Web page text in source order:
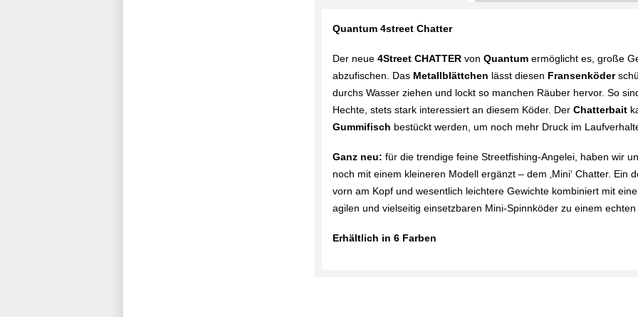
Quantum 4street Chatter
Der neue 4Street CHATTER von Quantum ermöglicht es, große
abzufischen. Das Metallblättchen lässt diesen Fransenköder
durchs Wasser ziehen und lockt so manchen Räuber hervor. So
Hechte, stets stark interessiert an diesem Köder. Der Chatterbait
Gummifisch bestückt werden, um noch mehr Druck im
Ganz neu: für die trendige feine Streetfishing-Angelei, haben wir
noch mit einem kleineren Modell ergänzt – dem ‚Mini‘ Chatter. Ein
vorn am Kopf und wesentlich leichtere Gewichte kombiniert mit
agilen und vielseitig einsetzbaren Mini-Spinnköder zu einem echten
Erhältlich in 6 Farben